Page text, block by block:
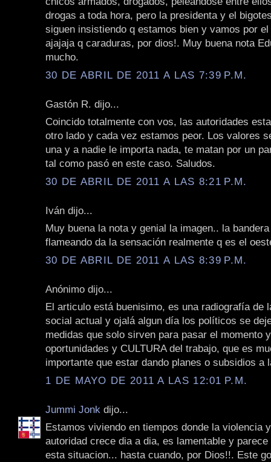
drogas a toda hora, pero la presidenta y el
siguen insistiendo q estamos bien y vamos por
ajajaja q caraduras, por dios!. Muy buena nota
mucho.
30 DE ABRIL DE 2011 A LAS 7:39 P.M.
Gastón R. dijo...
Coincido totalmente con vos, las autoridades
otro lado y cada vez estamos peor. Los valores
una y a nadie le importa nada, te matan por un
tal como pasó en este caso. Saludos.
30 DE ABRIL DE 2011 A LAS 8:21 P.M.
Iván dijo...
Muy buena la nota y genial la imagen.. la
flameando da la sensación realmente q es el
30 DE ABRIL DE 2011 A LAS 8:39 P.M.
Anónimo dijo...
El articulo está buenisimo, es una radiografía de
social actual y ojalá algun día los políticos se
medidas que solo sirven para pasar el momento
oportunidades y CULTURA del trabajo, que es
importante que estar dando planes o subsidios a
1 DE MAYO DE 2011 A LAS 12:01 P.M.
Jummi Jonk dijo...
Estamos viviendo en tiempos donde la violencia
autoridad crece dia a dia, es lamentable y
esta situacion... hasta cuando, por Dios!!. Este